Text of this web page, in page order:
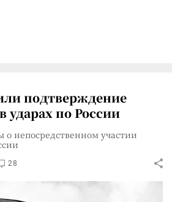
подтверждение
ударах по России
непосредственном участии
28